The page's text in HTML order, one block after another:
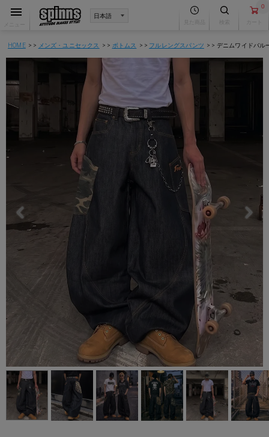
0
HOME メンズ・ユニセックス ボトムス フルレングスパンツ デニムワイドバル